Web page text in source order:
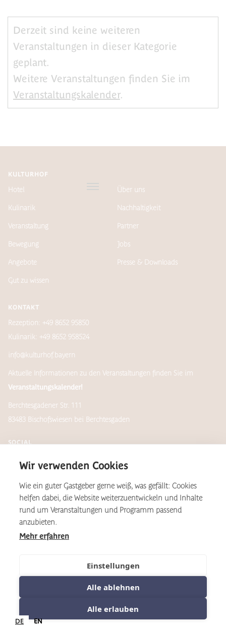
Wir verwenden Cookies
Wie ein guter Gastgeber gerne weiß, was gefällt: Cookies
helfen dabei, die Website weiterzuentwickeln und Inhalte
rund um Veranstaltungen und Programm passend
anzubieten.
Mehr erfahren
Einstellungen
Alle ablehnen
Alle erlauben
Derzeit sind keine weiteren
Veranstaltungen in dieser Kategorie
geplant.
Weitere Veranstaltungen finden Sie im
Veranstaltungskalender.
KULTURHOF
Hotel
Kulinarik
Veranstaltung
Bewegung
Angebote
Gut zu wissen
Über uns
Nachhaltigkeit
Partner
Jobs
Presse & Downloads
KONTAKT
Rezeption: +49 8652 95850
Kulinarik: +49 8652 958524
info@kulturhof.bayern
Aktuelle Informationen zu den Veranstaltungen finden Sie im
Veranstaltungskalender!
Berchtesgadener Str. 111
83483 Bischofswiesen bei Berchtesgaden
SOCIAL
Newsletter
*Aus Gründen der Lesbarkeit wird auf dieser Website das
Formulierungsvariante verwendet. Dies gilt im Sinne der
Gleichbehandlung grundsätzlich für alle Geschlechter.
©2025 Kulturhof
Datenschutz
DE EN